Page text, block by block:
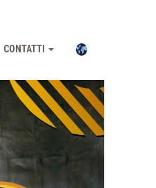
CONTATTI
Pross